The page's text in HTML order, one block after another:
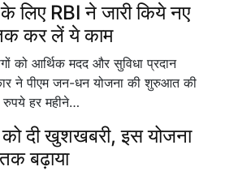
लिए RBI ने जारी किये नए
कर लें ये काम
को आर्थिक मदद और सुविधा प्रदान
ने पीएम जन-धन योजना की शुरुआत की
हर महीने…
दी खुशखबरी, इस योजना
बढ़ाया